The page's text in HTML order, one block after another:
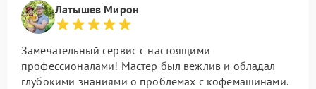
Латышев Мирон
Замечательный сервис с настоящими
профессионалами! Мастер был вежлив и обладал
глубокими знаниями о проблемах с кофемашинами.